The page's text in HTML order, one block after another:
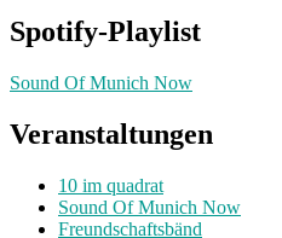
Spotify-Playlist
Sound Of Munich Now
Veranstaltungen
10 im quadrat
Sound Of Munich Now
Freundschaftsbänd